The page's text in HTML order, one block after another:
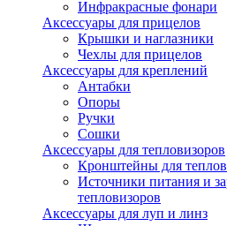
Инфракрасные фонари
Аксессуары для прицелов
Крышки и наглазники
Чехлы для прицелов
Аксессуары для креплений
Антабки
Опоры
Ручки
Сошки
Аксессуары для тепловизоров
Кронштейны для
Источники питания и
тепловизоров
Аксессуары для луп и линз